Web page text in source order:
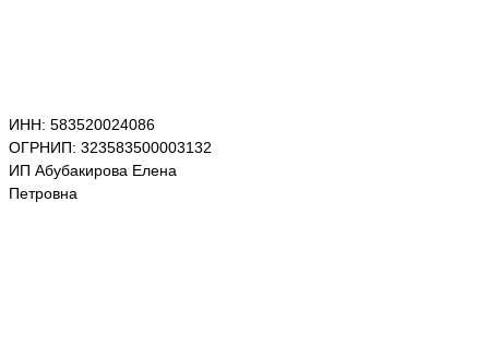
ИНН: 583520024086
ОГРНИП: 323583500003132
ИП Абубакирова Елена
Петровна